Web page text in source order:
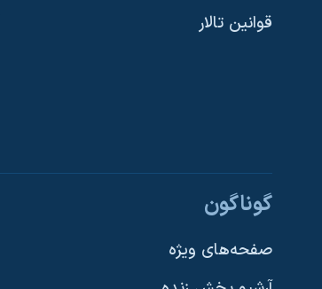
دنبال کنید
قوانین تالار
گوناگون
صفحه‌های ویژه